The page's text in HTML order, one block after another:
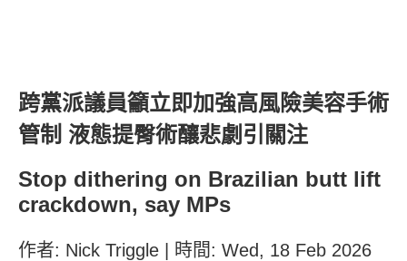
跨黨派議員籲立即加強高風險美容手術
管制 液態提臀術釀悲劇引關注
Stop dithering on Brazilian butt lift
crackdown, say MPs
作者: Nick Triggle | 時間: Wed, 18 Feb 2026